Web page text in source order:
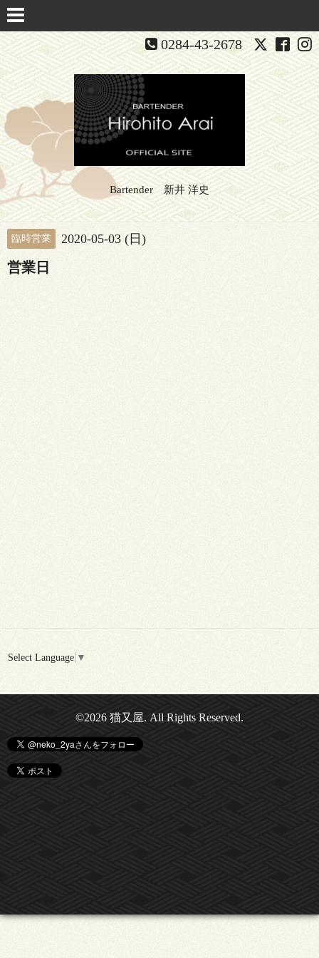
0284-43-2678
Bartender 新井 洋史
臨時営業 2020-05-03 (日)
営業日
Select Language ▼
©2026 猫又屋. All Rights Reserved.